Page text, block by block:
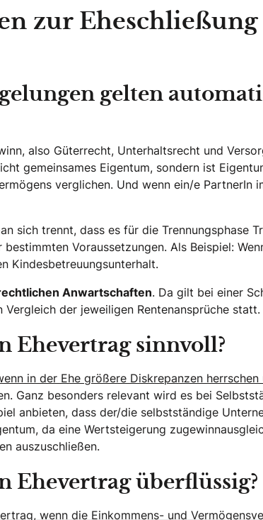
zur
gelten
also Güterrecht, Unterhaltsrecht und
gemeinsames Eigentum, sondern ist
verglichen. Und wenn ein/e
sich trennt, dass es für die Trennungsphase
Voraussetzungen. Als Beispiel:
Kindesbetreuungsunterhalt.
Anwartschaften. Da gilt bei einer
der jeweiligen Rentenansprüche
Ehevertrag sinnvoll?
in der Ehe größere Diskrepanzen
Ganz besonders relevant wird es bei
anbieten, dass der/die selbstständige
da eine Wertsteigerung
auszuschließen.
Ehevertrag überflüssig?
wenn die Einkommens- und